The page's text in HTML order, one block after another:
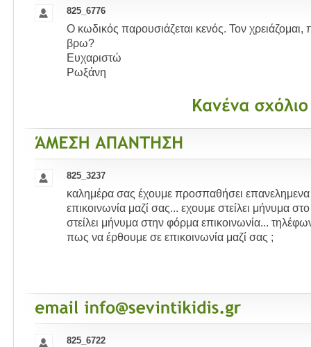
825_6776
Ο κωδικός παρουσιάζεται κενός. Τον
βρω?
Ευχαριστώ
Ρωξάνη
825_3237
καλημέρα σας έχουμε προσπαθήσει
επικοινωνία μαζί σας... εχουμε στείλει μήνυμα
στείλει μήνυμα στην φόρμα επικοινωνία...
πως να έρθουμε σε επικοινωνία μαζί σας ;
825_6722